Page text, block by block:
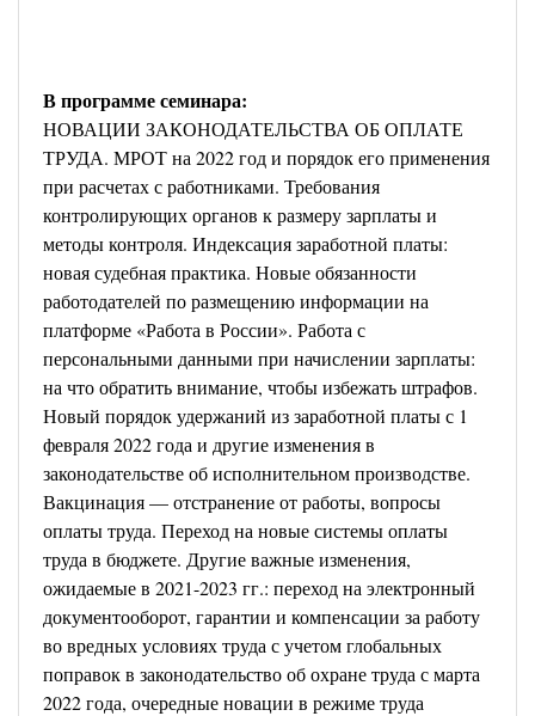
В программе семинара:
НОВАЦИИ ЗАКОНОДАТЕЛЬСТВА ОБ ОПЛАТЕ
ТРУДА. МРОТ на 2022 год и порядок его применения
при расчетах с работниками. Требования
контролирующих органов к размеру зарплаты и
методы контроля. Индексация заработной платы:
новая судебная практика. Новые обязанности
работодателей по размещению информации на
платформе «Работа в России». Работа с
персональными данными при начислении зарплаты:
на что обратить внимание, чтобы избежать штрафов.
Новый порядок удержаний из заработной платы с 1
февраля 2022 года и другие изменения в
законодательстве об исполнительном производстве.
Вакцинация — отстранение от работы, вопросы
оплаты труда. Переход на новые системы оплаты
труда в бюджете. Другие важные изменения,
ожидаемые в 2021-2023 гг.: переход на электронный
документооборот, гарантии и компенсации за работу
во вредных условиях труда с учетом глобальных
поправок в законодательство об охране труда с марта
2022 года, очередные новации в режиме труда